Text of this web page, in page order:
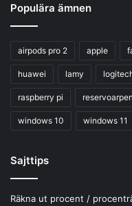
Populära ämnen
airpods pro 2 apple
huawei lamy
raspberry pi
windows 10 windows 11
Sajttips
Räkna ut procent /